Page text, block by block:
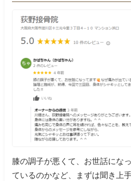
膝の調子が悪くて、お世話にな
ているのかなど、まずは聞き上